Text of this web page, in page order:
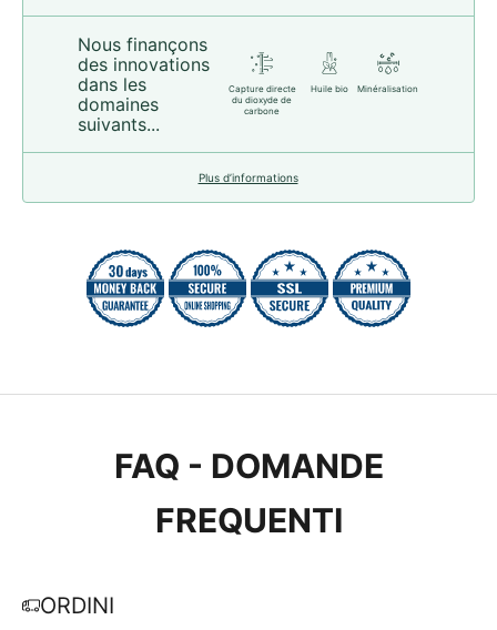
Nous finançons
des innovations
dans les
domaines
suivants...
Capture directe
du dioxyde de
carbone
Huile bio Minéralisation
Plus d’informations
FAQ - DOMANDE
FREQUENTI
ORDINI